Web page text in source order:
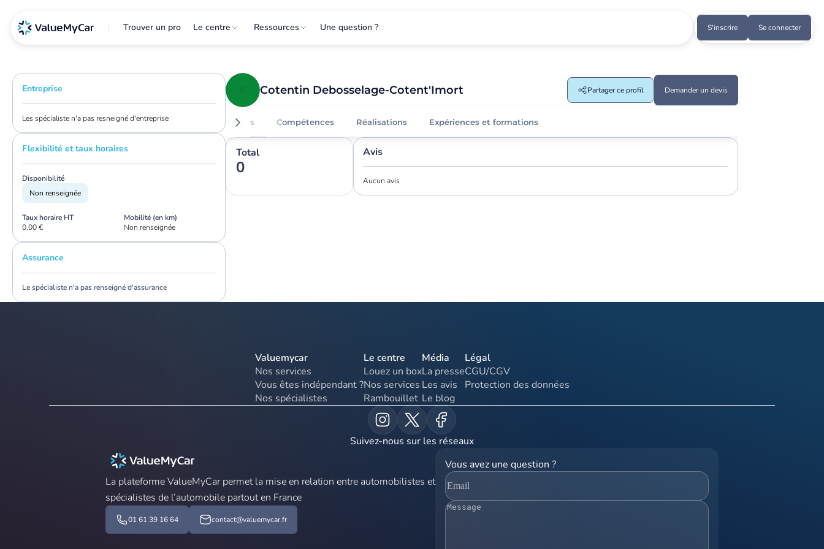
Trouver un pro Le centre Ressources Une question ? S'inscrire Se connecter
Entreprise
Les spécialiste n'a pas resneigné d'entreprise
Flexibilité et taux horaires
Disponibilité
Non renseignée
Taux horaire HT
0,00 €
Mobilité (en km)
Non renseignée
Assurance
Le spécialiste n'a pas renseigné d'assurance
C Cotentin Debosselage-Cotent'Imort Partager ce profil Demander un devis
Avis Compétences Réalisations Expériences et formations
Total
0
Avis
Aucun avis
Valuemycar
Nos services
Vous êtes indépendant ?
Nos spécialistes
Le centre
Louez un box
Nos services
Rambouillet
Média
La presse
Les avis
Le blog
Légal
CGU/CGV
Protection des données
Suivez-nous sur les réseaux
La plateforme ValueMyCar permet la mise en relation entre automobilistes et
spécialistes de l’automobile partout en France
01 61 39 16 64 contact@valuemycar.fr
Vous avez une question ?